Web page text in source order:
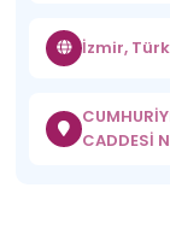
İzmir,
CADDESİ